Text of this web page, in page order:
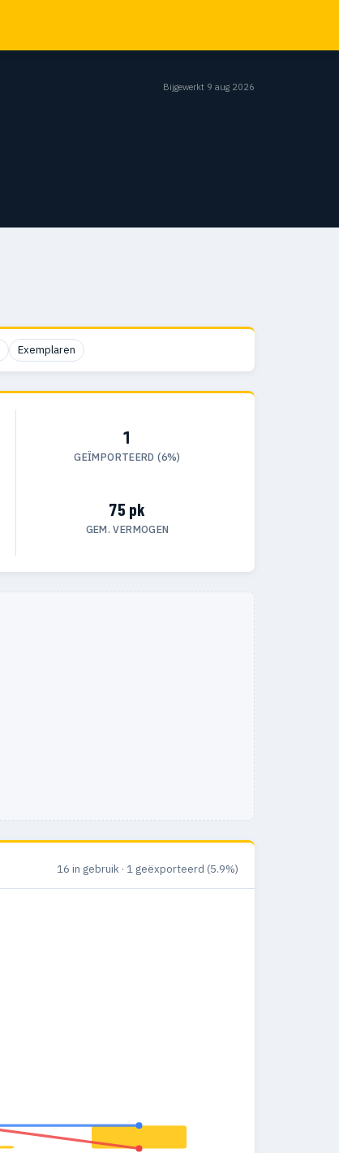
Bijgewerkt 9 aug 2026
Exemplaren
1
GEÏMPORTEERD (6%)
75 pk
GEM. VERMOGEN
16 in gebruik · 1 geëxporteerd (5.9%)